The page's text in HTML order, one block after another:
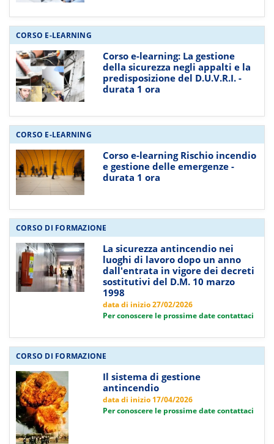
CORSO E-LEARNING
Corso e-learning: La gestione
della sicurezza negli appalti e la
predisposizione del D.U.V.R.I. -
durata 1 ora
CORSO E-LEARNING
Corso e-learning Rischio incendio
e gestione delle emergenze -
durata 1 ora
CORSO DI FORMAZIONE
La sicurezza antincendio nei
luoghi di lavoro dopo un anno
dall'entrata in vigore dei decreti
sostitutivi del D.M. 10 marzo
1998
data di inizio 27/02/2026
Per conoscere le prossime date contattaci
CORSO DI FORMAZIONE
Il sistema di gestione
antincendio
data di inizio 17/04/2026
Per conoscere le prossime date contattaci